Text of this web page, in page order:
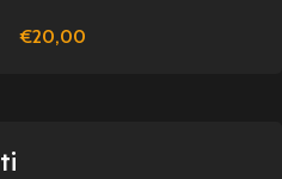
Windows/Mac
€20,00